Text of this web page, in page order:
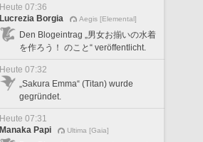
Heute 07:36
Lucrezia Borgia
Aegis [Elemental]
Den Blogeintrag „男女お揃いの水着
を作ろう！ のこと“ veröffentlicht.
Heute 07:32
„Sakura Emma“ (Titan) wurde
gegründet.
Heute 07:31
Manaka Papi
Ultima [Gaia]